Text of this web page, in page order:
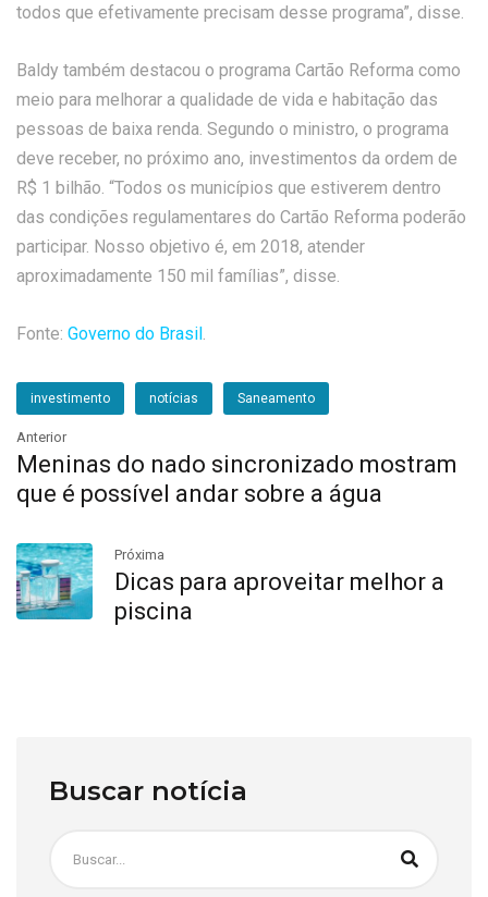
todos que efetivamente precisam desse programa”, disse.
Baldy também destacou o programa Cartão Reforma como
meio para melhorar a qualidade de vida e habitação das
pessoas de baixa renda. Segundo o ministro, o programa
deve receber, no próximo ano, investimentos da ordem de
R$ 1 bilhão. “Todos os municípios que estiverem dentro
das condições regulamentares do Cartão Reforma poderão
participar. Nosso objetivo é, em 2018, atender
aproximadamente 150 mil famílias”, disse.
Fonte: Governo do Brasil .
investimento notícias Saneamento
Anterior
Meninas do nado sincronizado mostram
que é possível andar sobre a água
Próxima
Dicas para aproveitar melhor a
piscina
Buscar notícia